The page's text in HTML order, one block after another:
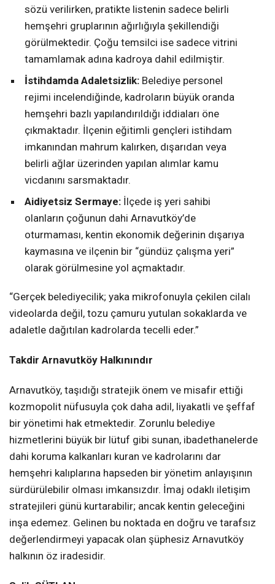
sözü verilirken, pratikte listenin sadece belirli
hemşehri gruplarının ağırlığıyla şekillendiği
görülmektedir. Çoğu temsilci ise sadece vitrini
tamamlamak adına kadroya dahil edilmiştir.
İstihdamda Adaletsizlik: Belediye personel
rejimi incelendiğinde, kadroların büyük oranda
hemşehri bazlı yapılandırıldığı iddiaları öne
çıkmaktadır. İlçenin eğitimli gençleri istihdam
imkanından mahrum kalırken, dışarıdan veya
belirli ağlar üzerinden yapılan alımlar kamu
vicdanını sarsmaktadır.
Aidiyetsiz Sermaye: İlçede iş yeri sahibi
olanların çoğunun dahi Arnavutköy’de
oturmaması, kentin ekonomik değerinin dışarıya
kaymasına ve ilçenin bir “gündüz çalışma yeri”
olarak görülmesine yol açmaktadır.
“Gerçek belediyecilik; yaka mikrofonuyla çekilen cilalı
videolarda değil, tozu çamuru yutulan sokaklarda ve
adaletle dağıtılan kadrolarda tecelli eder.”
Takdir Arnavutköy Halkınındır
Arnavutköy, taşıdığı stratejik önem ve misafir ettiği
kozmopolit nüfusuyla çok daha adil, liyakatli ve şeffaf
bir yönetimi hak etmektedir. Zorunlu belediye
hizmetlerini büyük bir lütuf gibi sunan, ibadethanelerde
dahi koruma kalkanları kuran ve kadrolarını dar
hemşehri kalıplarına hapseden bir yönetim anlayışının
sürdürülebilir olması imkansızdır. İmaj odaklı iletişim
stratejileri günü kurtarabilir; ancak kentin geleceğini
inşa edemez. Gelinen bu noktada en doğru ve tarafsız
değerlendirmeyi yapacak olan şüphesiz Arnavutköy
halkının öz iradesidir.